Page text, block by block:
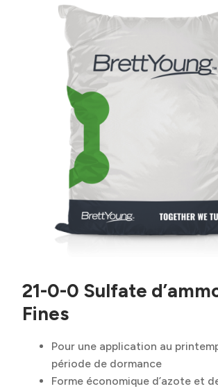
21-0-0 Sulfate
Fines
Pour une application au
période de dormance
Forme économique d’azote et